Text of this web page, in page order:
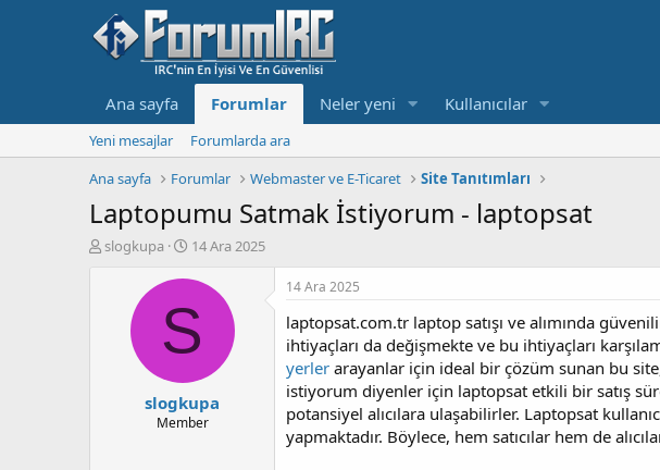
Ana sayfa Forumlar Neler yeni Kullanıcılar
Yeni mesajlar
Forumlarda ara
Ana sayfa
Forumlar Webmaster ve E-Ticaret Site Tanıtımları
Laptopumu Satmak İstiyorum - laptopsat
K
slogkupa
B
ş
a
n
ı
ç
t
14 Ara 2025
S
slogkupa
Member
14 Ara 2025
laptopsat.com.tr laptop satışı ve alımında
ihtiyaçları da değişmekte ve bu ihtiyaçları
yerler arayanlar için ideal bir çözüm sunan bu
istiyorum diyenler için laptopsat etkili bir satış
potansiyel alıcılara ulaşabilirler. Laptopsat
yapmaktadır. Böylece, hem satıcılar hem de